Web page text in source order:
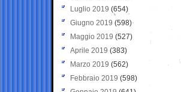
Luglio 2019 (654)
Giugno 2019 (598)
Maggio 2019 (527)
Aprile 2019 (383)
Marzo 2019 (562)
Febbraio 2019 (598)